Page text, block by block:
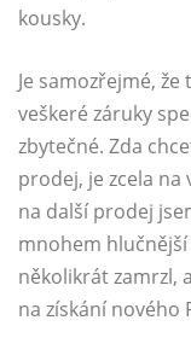
kousky.
Je samozřejmé,
veškeré záruky
zbytečné. Zda
prodej, je zcela na
na další prodej
mnohem
několikrát zamrzl,
na získání nového